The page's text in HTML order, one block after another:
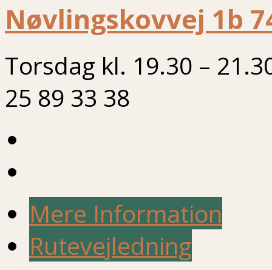
Nøvlingskovvej 1b
Torsdag kl. 19.30 –
25 89 33 38
Mere Information
Rutevejledning